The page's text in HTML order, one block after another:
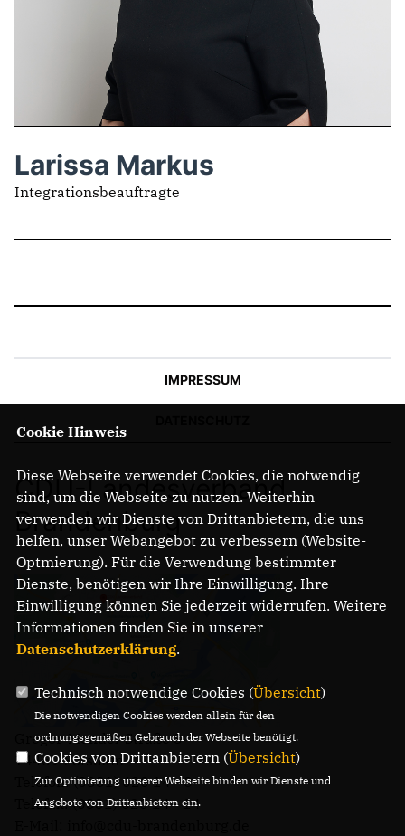
IN DER LANDESREGIERUNG
IM BUNDESTAG
SPENDEN
Mitglied werden
Larissa Markus
Integrationsbeauftragte
IMPRESSUM
CDU-Landesverband
Brandenburg
Gregor-Mendel-Straße 3
14469 Potsdam
Telefon: (0331) 620 14 - 0
Telefax: (0331) 620 14 - 14
Cookie Hinweis
Diese Webseite verwendet Cookies, die notwendig
sind, um die Webseite zu nutzen. Weiterhin
verwenden wir Dienste von Drittanbietern, die uns
helfen, unser Webangebot zu verbessern (Website-
Optmierung). Für die Verwendung bestimmter
Dienste, benötigen wir Ihre Einwilligung. Ihre
Einwilligung können Sie jederzeit widerrufen. Weitere
Informationen finden Sie in unserer
Datenschutzerklärung.
Technisch notwendige Cookies (Übersicht)
Die notwendigen Cookies werden allein für den
ordnungsgemäßen Gebrauch der Webseite benötigt.
Cookies von Drittanbietern (Übersicht)
Zur Optimierung unserer Webseite binden wir Dienste und
Angebote von Drittanbietern ein.